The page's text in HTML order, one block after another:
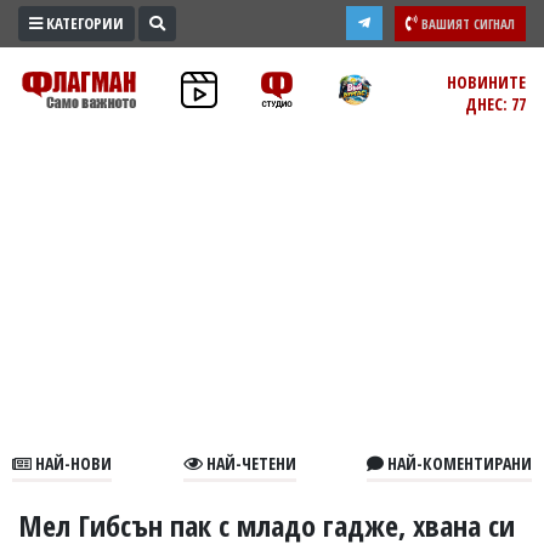
ПРОМО
ЗОНА
В
КАТЕГОРИИ ВАШИЯТ СИГНАЛ
НОВИНИТЕ
ДНЕС: 77
НАЙ-НОВИ НАЙ-ЧЕТЕНИ НАЙ-КОМЕНТИРАНИ
Мел Гибсън пак с младо гадже, хвана си